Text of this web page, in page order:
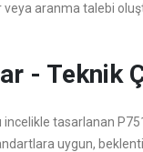
veya aranma talebi
- Teknik
incelikle tasarlanan
uygun,